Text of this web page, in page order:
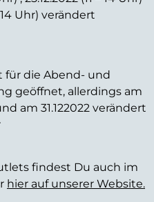
14 Uhr) verändert
für die Abend- und
geöffnet, allerdings am
am 31.122022 verändert
findest Du auch im
hier auf unserer Website.